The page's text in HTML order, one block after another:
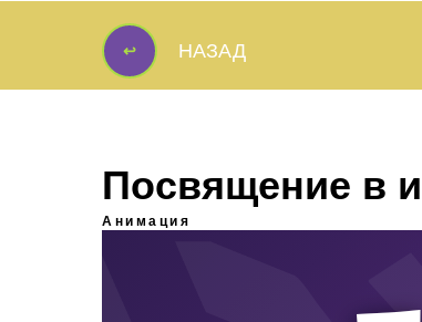
↩ НАЗАД
↩
Посвящение в
Анимация